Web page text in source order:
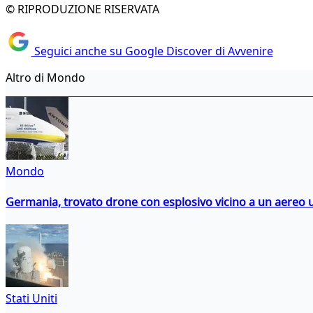
© RIPRODUZIONE RISERVATA
Seguici anche su Google Discover di Avvenire
Altro di Mondo
Mondo
Germania, trovato drone con esplosivo vicino a un aereo
Stati Uniti